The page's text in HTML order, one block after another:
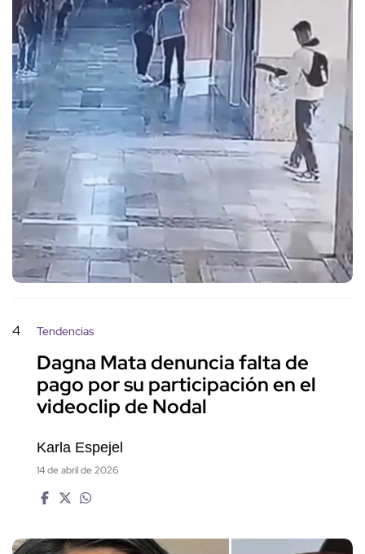
4 Tendencias
Dagna Mata denuncia falta de
pago por su participación en el
videoclip de Nodal
Karla Espejel
14 de abril de 2026